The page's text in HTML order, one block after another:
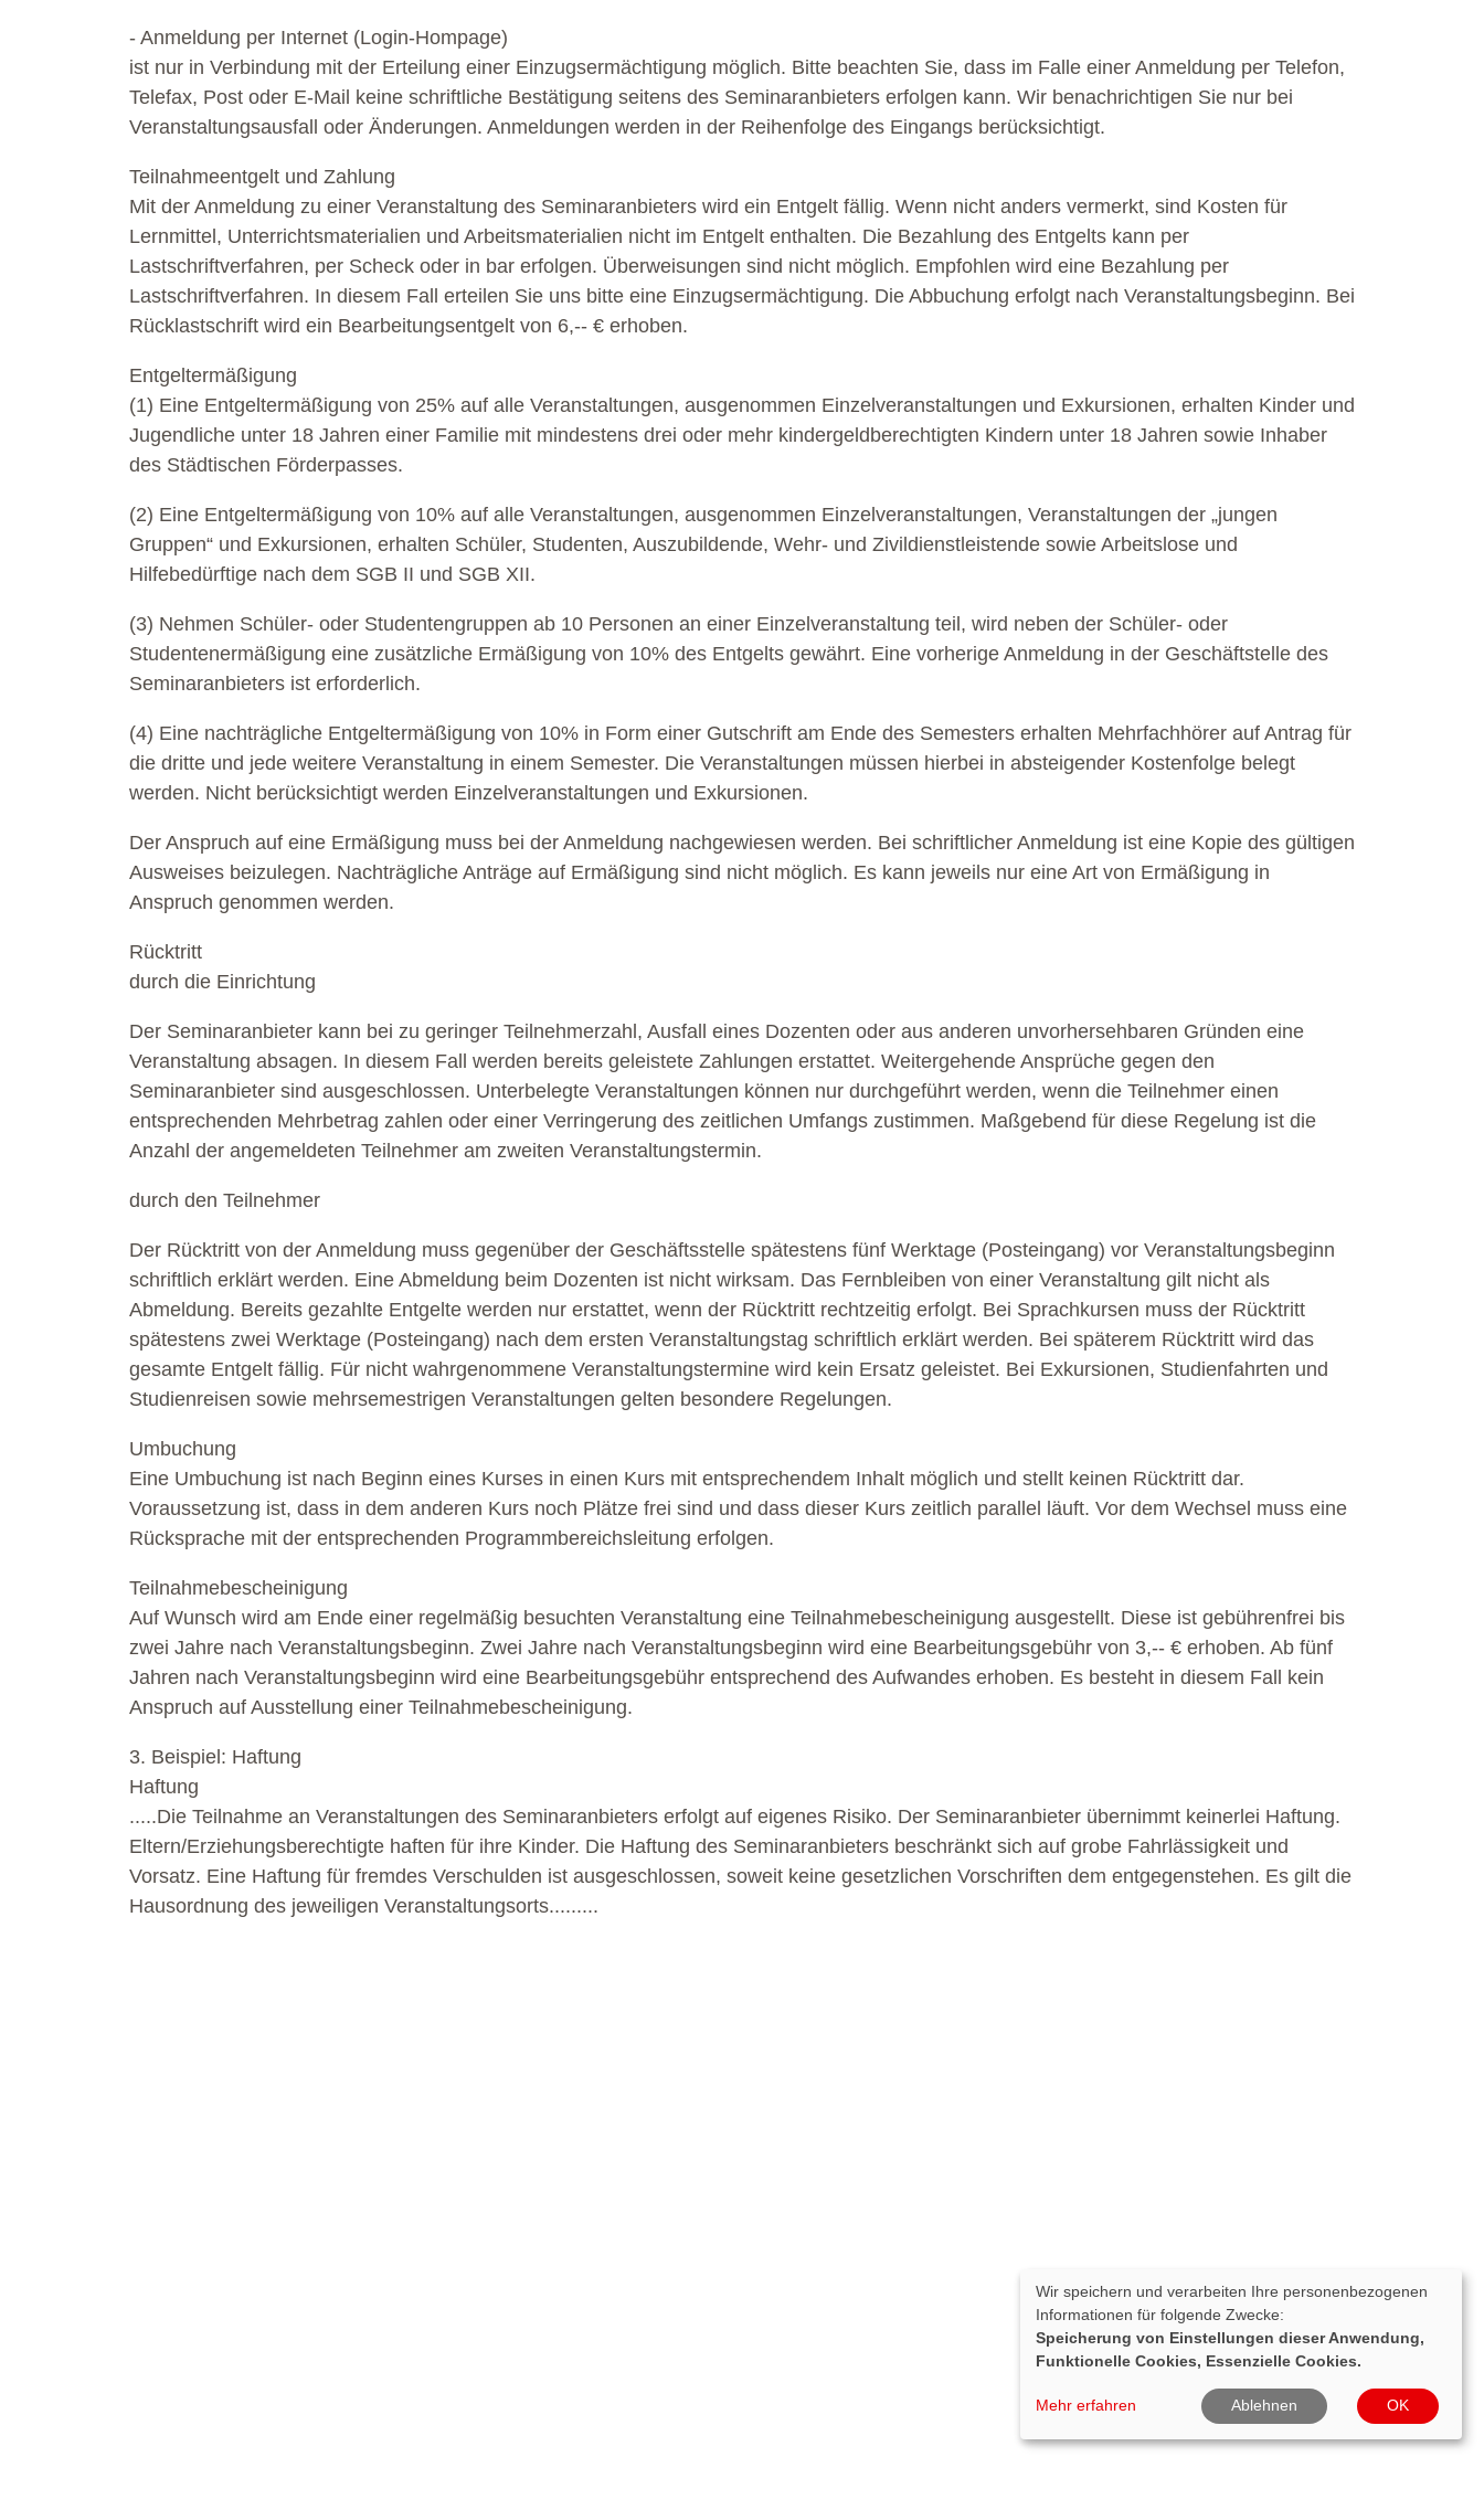
- Anmeldung per Internet (Login-Hompage)
ist nur in Verbindung mit der Erteilung einer Einzugsermächtigung möglich. Bitte beachten Sie, dass im Falle einer Anmeldung per Telefon,
Telefax, Post oder E-Mail keine schriftliche Bestätigung seitens des Seminaranbieters erfolgen kann. Wir benachrichtigen Sie nur bei
Veranstaltungsausfall oder Änderungen. Anmeldungen werden in der Reihenfolge des Eingangs berücksichtigt.
Teilnahmeentgelt und Zahlung
Mit der Anmeldung zu einer Veranstaltung des Seminaranbieters wird ein Entgelt fällig. Wenn nicht anders vermerkt, sind Kosten für
Lernmittel, Unterrichtsmaterialien und Arbeitsmaterialien nicht im Entgelt enthalten. Die Bezahlung des Entgelts kann per
Lastschriftverfahren, per Scheck oder in bar erfolgen. Überweisungen sind nicht möglich. Empfohlen wird eine Bezahlung per
Lastschriftverfahren. In diesem Fall erteilen Sie uns bitte eine Einzugsermächtigung. Die Abbuchung erfolgt nach Veranstaltungsbeginn. Bei
Rücklastschrift wird ein Bearbeitungsentgelt von 6,-- € erhoben.
Entgeltermäßigung
(1) Eine Entgeltermäßigung von 25% auf alle Veranstaltungen, ausgenommen Einzelveranstaltungen und Exkursionen, erhalten Kinder und
Jugendliche unter 18 Jahren einer Familie mit mindestens drei oder mehr kindergeldberechtigten Kindern unter 18 Jahren sowie Inhaber
des Städtischen Förderpasses.
(2) Eine Entgeltermäßigung von 10% auf alle Veranstaltungen, ausgenommen Einzelveranstaltungen, Veranstaltungen der „jungen
Gruppen“ und Exkursionen, erhalten Schüler, Studenten, Auszubildende, Wehr- und Zivildienstleistende sowie Arbeitslose und
Hilfebedürftige nach dem SGB II und SGB XII.
(3) Nehmen Schüler- oder Studentengruppen ab 10 Personen an einer Einzelveranstaltung teil, wird neben der Schüler- oder
Studentenermäßigung eine zusätzliche Ermäßigung von 10% des Entgelts gewährt. Eine vorherige Anmeldung in der Geschäftstelle des
Seminaranbieters ist erforderlich.
(4) Eine nachträgliche Entgeltermäßigung von 10% in Form einer Gutschrift am Ende des Semesters erhalten Mehrfachhörer auf Antrag für
die dritte und jede weitere Veranstaltung in einem Semester. Die Veranstaltungen müssen hierbei in absteigender Kostenfolge belegt
werden. Nicht berücksichtigt werden Einzelveranstaltungen und Exkursionen.
Der Anspruch auf eine Ermäßigung muss bei der Anmeldung nachgewiesen werden. Bei schriftlicher Anmeldung ist eine Kopie des gültigen
Ausweises beizulegen. Nachträgliche Anträge auf Ermäßigung sind nicht möglich. Es kann jeweils nur eine Art von Ermäßigung in
Anspruch genommen werden.
Rücktritt
durch die Einrichtung
Der Seminaranbieter kann bei zu geringer Teilnehmerzahl, Ausfall eines Dozenten oder aus anderen unvorhersehbaren Gründen eine
Veranstaltung absagen. In diesem Fall werden bereits geleistete Zahlungen erstattet. Weitergehende Ansprüche gegen den
Seminaranbieter sind ausgeschlossen. Unterbelegte Veranstaltungen können nur durchgeführt werden, wenn die Teilnehmer einen
entsprechenden Mehrbetrag zahlen oder einer Verringerung des zeitlichen Umfangs zustimmen. Maßgebend für diese Regelung ist die
Anzahl der angemeldeten Teilnehmer am zweiten Veranstaltungstermin.
durch den Teilnehmer
Der Rücktritt von der Anmeldung muss gegenüber der Geschäftsstelle spätestens fünf Werktage (Posteingang) vor Veranstaltungsbeginn
schriftlich erklärt werden. Eine Abmeldung beim Dozenten ist nicht wirksam. Das Fernbleiben von einer Veranstaltung gilt nicht als
Abmeldung. Bereits gezahlte Entgelte werden nur erstattet, wenn der Rücktritt rechtzeitig erfolgt. Bei Sprachkursen muss der Rücktritt
spätestens zwei Werktage (Posteingang) nach dem ersten Veranstaltungstag schriftlich erklärt werden. Bei späterem Rücktritt wird das
gesamte Entgelt fällig. Für nicht wahrgenommene Veranstaltungstermine wird kein Ersatz geleistet. Bei Exkursionen, Studienfahrten und
Studienreisen sowie mehrsemestrigen Veranstaltungen gelten besondere Regelungen.
Umbuchung
Eine Umbuchung ist nach Beginn eines Kurses in einen Kurs mit entsprechendem Inhalt möglich und stellt keinen Rücktritt dar.
Voraussetzung ist, dass in dem anderen Kurs noch Plätze frei sind und dass dieser Kurs zeitlich parallel läuft. Vor dem Wechsel muss eine
Rücksprache mit der entsprechenden Programmbereichsleitung erfolgen.
Teilnahmebescheinigung
Auf Wunsch wird am Ende einer regelmäßig besuchten Veranstaltung eine Teilnahmebescheinigung ausgestellt. Diese ist gebührenfrei bis
zwei Jahre nach Veranstaltungsbeginn. Zwei Jahre nach Veranstaltungsbeginn wird eine Bearbeitungsgebühr von 3,-- € erhoben. Ab fünf
Jahren nach Veranstaltungsbeginn wird eine Bearbeitungsgebühr entsprechend des Aufwandes erhoben. Es besteht in diesem Fall kein
Anspruch auf Ausstellung einer Teilnahmebescheinigung.
3. Beispiel: Haftung
Haftung
.....Die Teilnahme an Veranstaltungen des Seminaranbieters erfolgt auf eigenes Risiko. Der Seminaranbieter übernimmt keinerlei Haftung.
Eltern/Erziehungsberechtigte haften für ihre Kinder. Die Haftung des Seminaranbieters beschränkt sich auf grobe Fahrlässigkeit und
Vorsatz. Eine Haftung für fremdes Verschulden ist ausgeschlossen, soweit keine gesetzlichen Vorschriften dem entgegenstehen. Es gilt die
Hausordnung des jeweiligen Veranstaltungsorts.........
Wir speichern und verarbeiten Ihre personenbezogenen
Informationen für folgende Zwecke:
Speicherung von Einstellungen dieser Anwendung,
Funktionelle Cookies, Essenzielle Cookies.
Mehr erfahren Ablehnen OK